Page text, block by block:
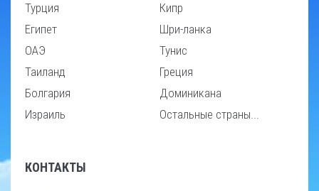
Турция
Египет
ОАЭ
Таиланд
Болгария
Израиль
Кипр
Шри-ланка
Тунис
Греция
Доминикана
Остальные страны...
КОНТАКТЫ